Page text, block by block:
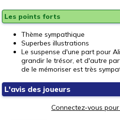
Les points forts
Thème sympathique
Superbes illustrations
Le suspense d'une part pour
grandir le trésor, et d'autre
de le mémoriser est très
L'avis des joueurs
Connectez-vous